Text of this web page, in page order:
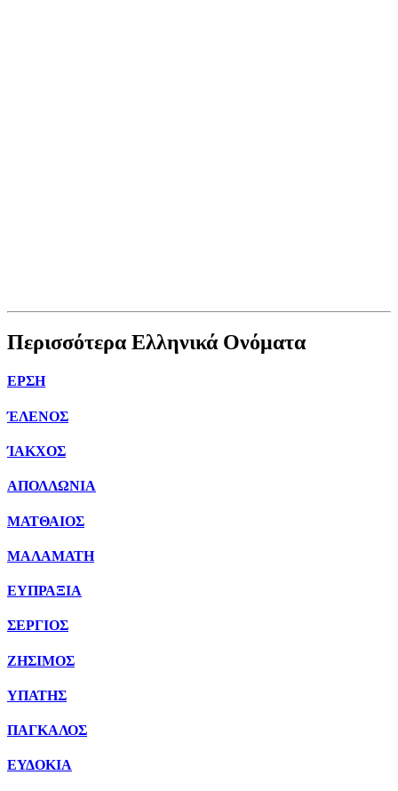
Περισσότερα Ελληνικά Ονόματα
ΕΡΣΗ
ΈΛΕΝΟΣ
ΊΑΚΧΟΣ
ΑΠΟΛΛΩΝΙΑ
ΜΑΤΘΑΙΟΣ
ΜΑΛΑΜΑΤΗ
ΕΥΠΡΑΞΙΑ
ΣΕΡΓΙΟΣ
ΖΗΣΙΜΟΣ
ΥΠΑΤΗΣ
ΠΑΓΚΑΛΟΣ
ΕΥΔΟΚΙΑ